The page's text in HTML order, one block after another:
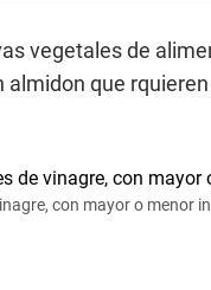
vegetales de
que
con mayor o menor